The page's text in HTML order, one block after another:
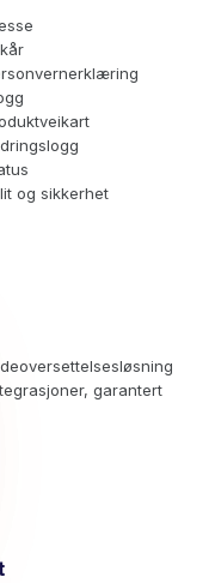
og sikkerhet
garantert